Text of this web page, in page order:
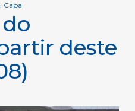
, Capa
deste